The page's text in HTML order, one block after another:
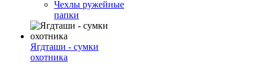
Чехлы ружейные
папки
Ягдташи - сумки
охотника